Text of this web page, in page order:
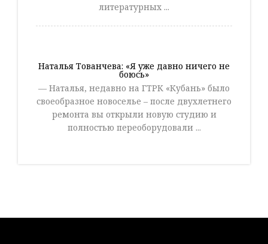
литературных ...
Наталья Тованчева: «Я уже давно ничего не
боюсь»
— Наталья, недавно на ГТРК «Кубань» было
своеобразное новоселье – после двухлетнего
ремонта вы открыли новую студию и
полностью переоборудовали ...